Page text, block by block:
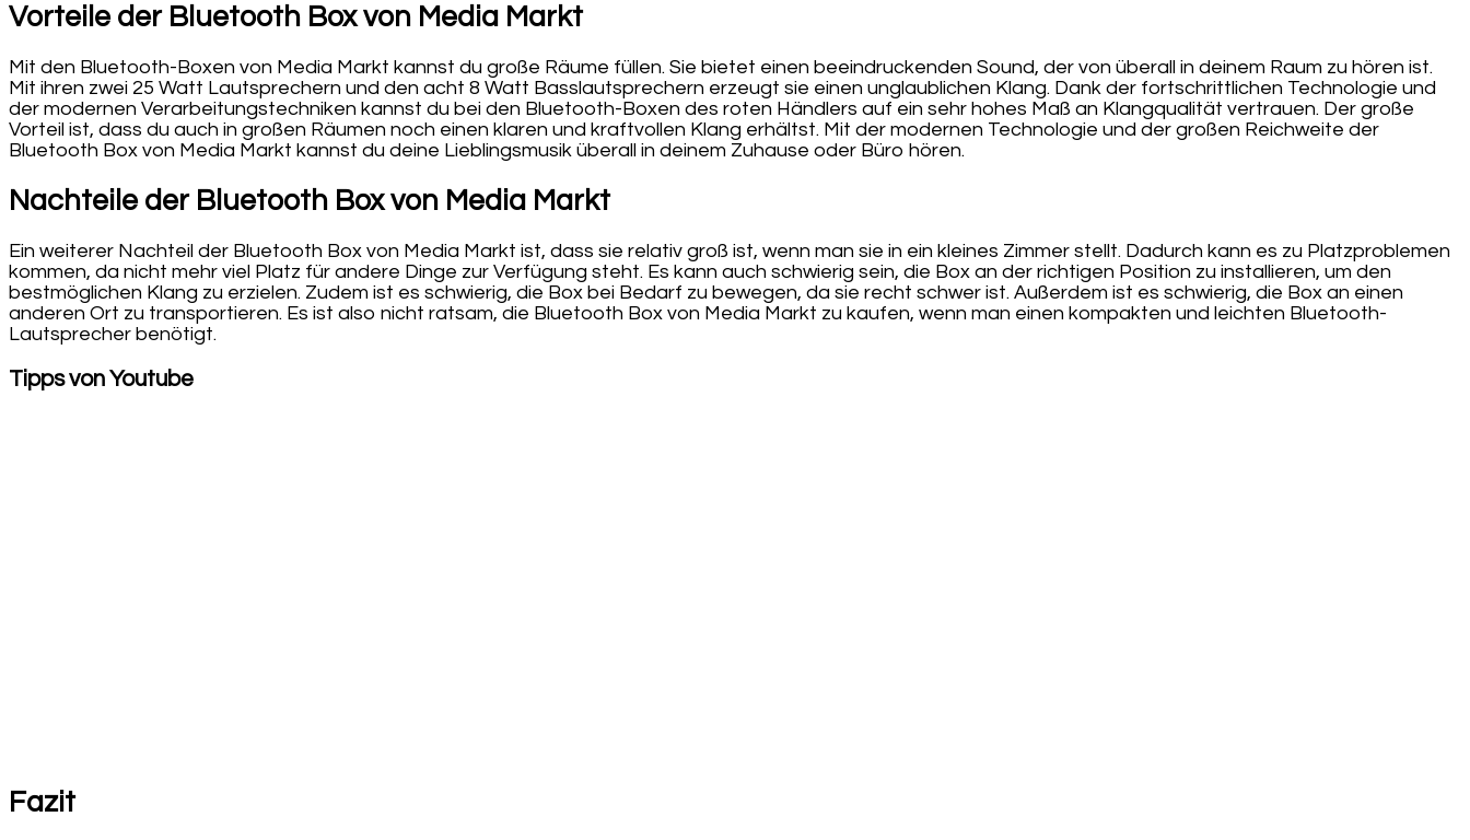
Vorteile der Bluetooth Box von Media Markt
Mit den Bluetooth-Boxen von Media Markt kannst du große Räume füllen. Sie bietet einen beeindruckenden Sound, der von überall in deinem Raum zu hören ist.
Mit ihren zwei 25 Watt Lautsprechern und den acht 8 Watt Basslautsprechern erzeugt sie einen unglaublichen Klang. Dank der fortschrittlichen Technologie und
der modernen Verarbeitungstechniken kannst du bei den Bluetooth-Boxen des roten Händlers auf ein sehr hohes Maß an Klangqualität vertrauen. Der große
Vorteil ist, dass du auch in großen Räumen noch einen klaren und kraftvollen Klang erhältst. Mit der modernen Technologie und der großen Reichweite der
Bluetooth Box von Media Markt kannst du deine Lieblingsmusik überall in deinem Zuhause oder Büro hören.
Nachteile der Bluetooth Box von Media Markt
Ein weiterer Nachteil der Bluetooth Box von Media Markt ist, dass sie relativ groß ist, wenn man sie in ein kleines Zimmer stellt. Dadurch kann es zu Platzproblemen
kommen, da nicht mehr viel Platz für andere Dinge zur Verfügung steht. Es kann auch schwierig sein, die Box an der richtigen Position zu installieren, um den
bestmöglichen Klang zu erzielen. Zudem ist es schwierig, die Box bei Bedarf zu bewegen, da sie recht schwer ist. Außerdem ist es schwierig, die Box an einen
anderen Ort zu transportieren. Es ist also nicht ratsam, die Bluetooth Box von Media Markt zu kaufen, wenn man einen kompakten und leichten Bluetooth-
Lautsprecher benötigt.
Tipps von Youtube
Fazit